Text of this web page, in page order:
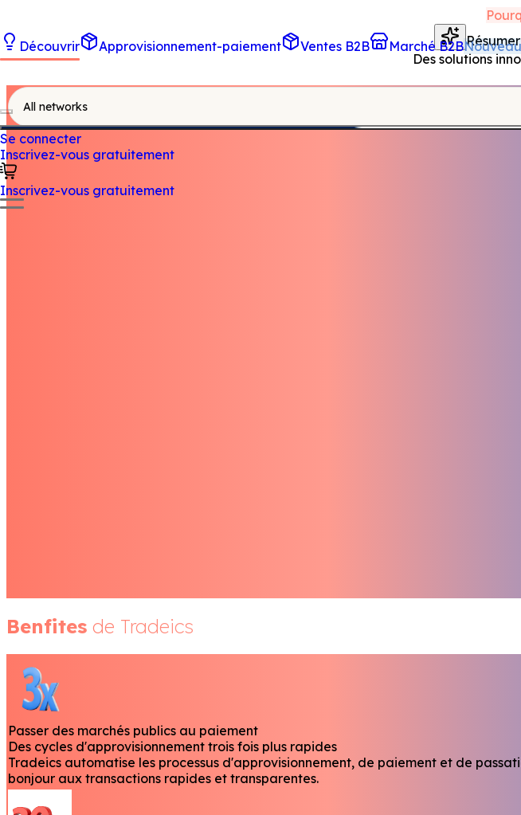
Découvrir Approvisionnement-paiement Ventes B2B Marché B2BNouveau
Se connecter
Inscrivez-vous gratuitement
Inscrivez-vous gratuitement
Des solutions
All networks
Benfites de Tradeics
Passer des marchés publics au paiement
Des cycles d'approvisionnement trois fois plus rapides
Tradeics automatise les processus d'approvisionnement, de paiement et de
bonjour aux transactions rapides et transparentes.